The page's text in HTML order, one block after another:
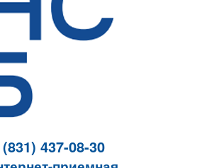
(831) 437-08-30